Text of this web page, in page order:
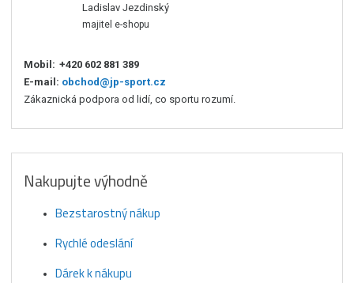
Ladislav Jezdinský
majitel e-shopu
Mobil: +420 602 881 389
E-mail: obchod@jp-sport.cz
Zákaznická podpora od lidí, co sportu rozumí.
Nakupujte výhodně
Bezstarostný nákup
Rychlé odeslání
Dárek k nákupu